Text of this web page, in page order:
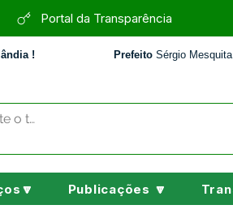
Portal da Transparência
! Prefeito Sérgio
Publicações 🔽